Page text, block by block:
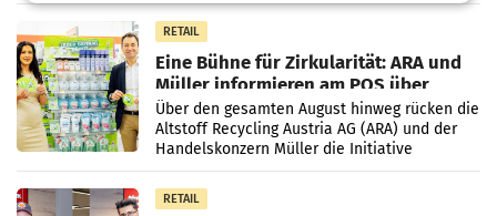
Markterwartung deutlich übertroffen.
RETAIL
Eine Bühne für Zirkularität: ARA und
Müller informieren am POS über
Kreislauffähigkeit
Über den gesamten August hinweg rücken die
Altstoff Recycling Austria AG (ARA) und der
Handelskonzern Müller die Initiative
„Kreislauf-Helden“ in allen österreichischen
Müller-Filialen
RETAIL